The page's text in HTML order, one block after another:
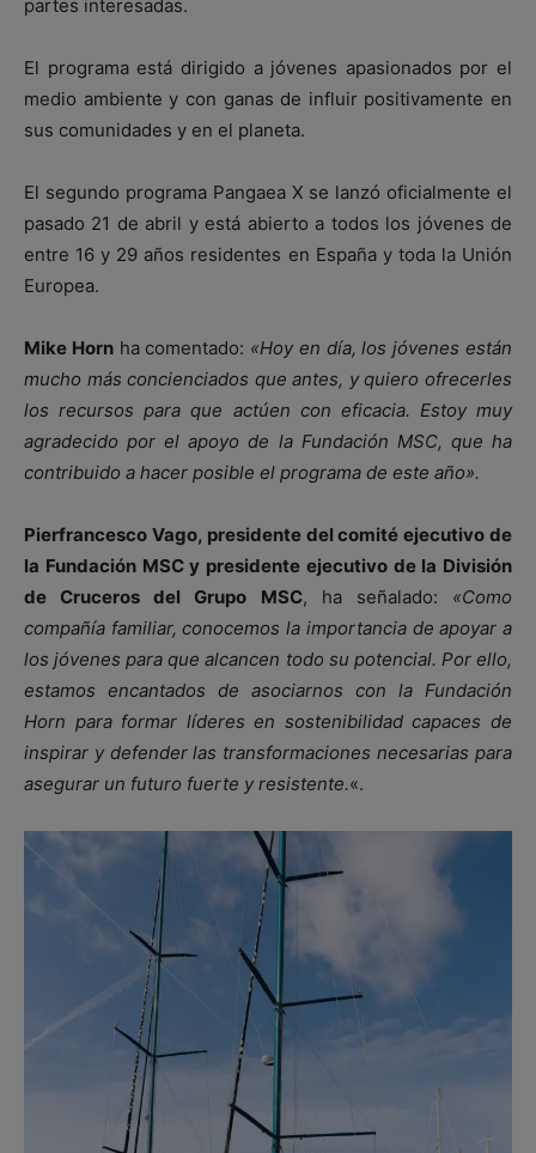
partes interesadas.
El programa está dirigido a jóvenes apasionados por el
medio ambiente y con ganas de influir positivamente en
sus comunidades y en el planeta.
El segundo programa Pangaea X se lanzó oficialmente el
pasado 21 de abril y está abierto a todos los jóvenes de
entre 16 y 29 años residentes en España y toda la Unión
Europea.
Mike Hornha comentado: «Hoy en día, los jóvenes están
mucho más concienciados que antes, y quiero ofrecerles
los recursos para que actúen con eficacia. Estoy muy
agradecido por el apoyo de la Fundación MSC, que ha
contribuido a hacer posible el programa de este año».
Pierfrancesco Vago, presidente del comité ejecutivo de
la Fundación MSC y presidente ejecutivo de la División
de Cruceros del Grupo MSC, ha señalado: «Como
compañía familiar, conocemos la importancia de apoyar a
los jóvenes para que alcancen todo su potencial. Por ello,
estamos encantados de asociarnos con la Fundación
Horn para formar líderes en sostenibilidad capaces de
inspirar y defender las transformaciones necesarias para
asegurar un futuro fuerte y resistente.«.